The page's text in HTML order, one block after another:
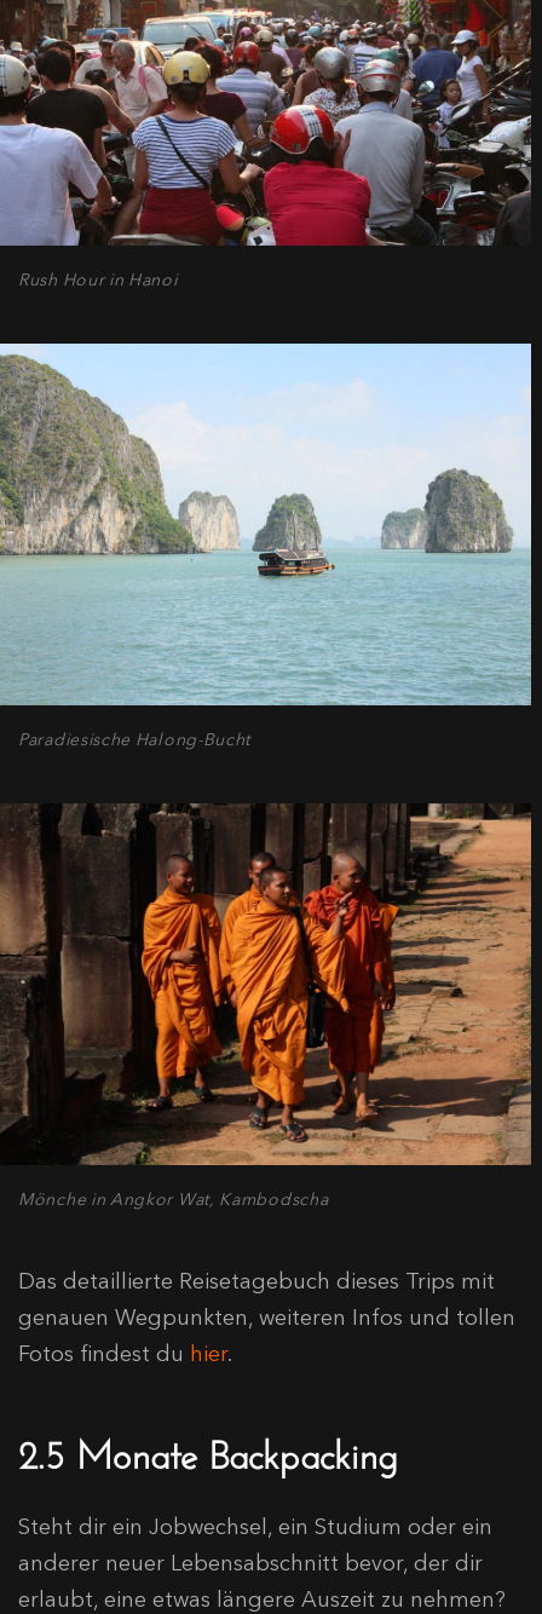
Rush Hour in Hanoi
Paradiesische Halong-Bucht
Mönche in Angkor Wat, Kambodscha
Das detaillierte Reisetagebuch dieses Trips mit
genauen Wegpunkten, weiteren Infos und tollen
Fotos findest du hier.
2.5 Monate Backpacking
Steht dir ein Jobwechsel, ein Studium oder ein
anderer neuer Lebensabschnitt bevor, der dir
erlaubt, eine etwas längere Auszeit zu nehmen?